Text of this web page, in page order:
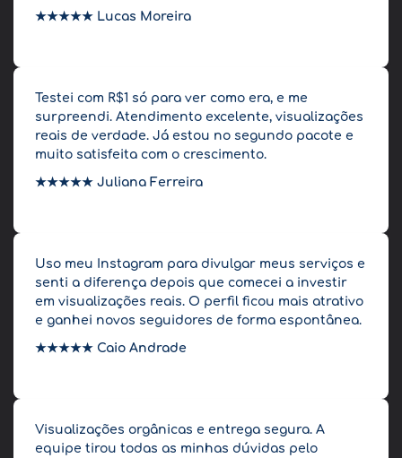
★★★★★ Lucas Moreira
Testei com R$1 só para ver como era, e me
surpreendi. Atendimento excelente, visualizações
reais de verdade. Já estou no segundo pacote e
muito satisfeita com o crescimento.
★★★★★ Juliana Ferreira
Uso meu Instagram para divulgar meus serviços e
senti a diferença depois que comecei a investir
em visualizações reais. O perfil ficou mais atrativo
e ganhei novos seguidores de forma espontânea.
★★★★★ Caio Andrade
Visualizações orgânicas e entrega segura. A
equipe tirou todas as minhas dúvidas pelo